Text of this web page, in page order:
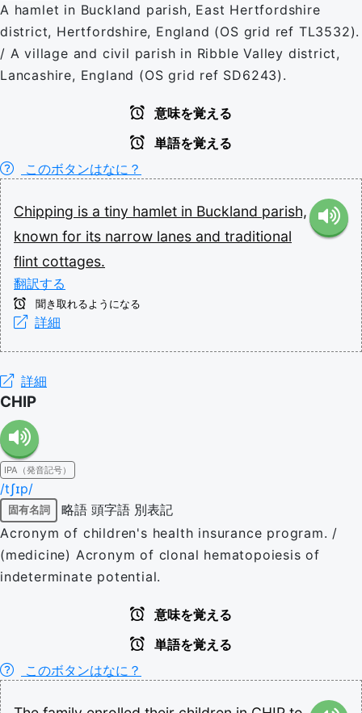
A hamlet in Buckland parish, East Hertfordshire
district, Hertfordshire, England (OS grid ref TL3532).
/ A village and civil parish in Ribble Valley district,
Lancashire, England (OS grid ref SD6243).
意味を覚える
単語を覚える
このボタンはなに？
Chipping is a tiny hamlet in Buckland parish,
known for its narrow lanes and traditional
flint cottages.
翻訳する
聞き取れるようになる
詳細
詳細
CHIP
IPA（発音記号）
/tʃɪp/
固有名詞 略語 頭字語 別表記
Acronym of children's health insurance program. /
(medicine) Acronym of clonal hematopoiesis of
indeterminate potential.
意味を覚える
単語を覚える
このボタンはなに？